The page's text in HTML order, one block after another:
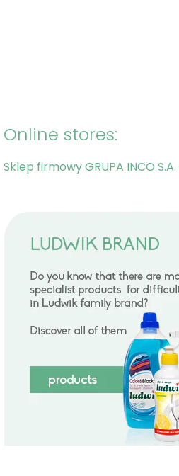
Online stores:
Sklep firmowy GRUPA INCO S.A.